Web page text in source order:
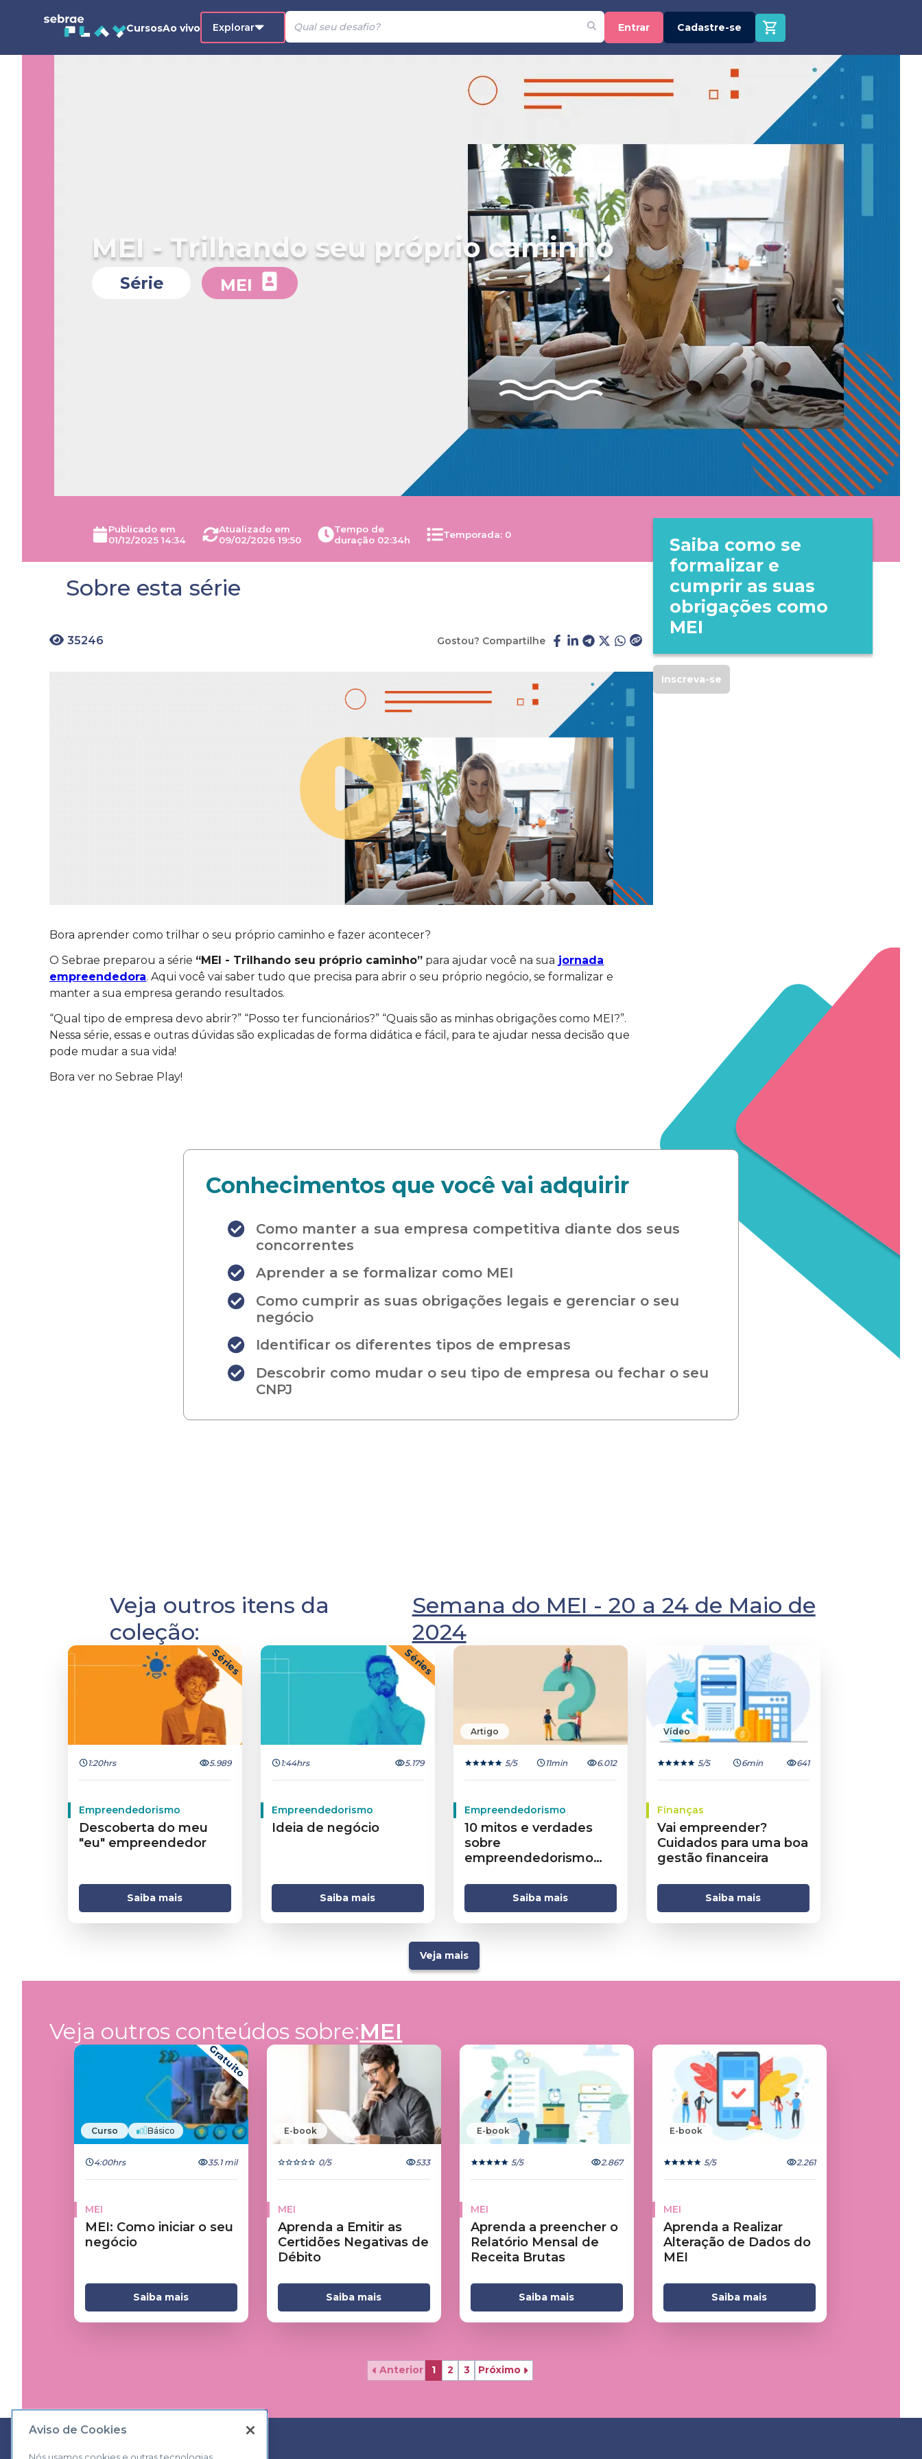
CursosAo vivo Explorar Entrar Cadastre-se
MEI - Trilhando seu próprio caminho
Série MEI
Publicado em
01/12/2025 14:34
Atualizado em
09/02/2026 19:50
Tempo de
duração 02:34h Temporada: 0
Saiba como se
formalizar e
cumprir as suas
obrigações como
MEI​ ​
Inscreva-se
Sobre esta série
35246 Gostou? Compartilhe
Bora aprender como trilhar o seu próprio caminho e fazer acontecer?
O Sebrae preparou a série “MEI - Trilhando seu próprio caminho” para ajudar você na sua jornada
empreendedora. Aqui você vai saber tudo que precisa para abrir o seu próprio negócio, se formalizar e
manter a sua empresa gerando resultados.
“Qual tipo de empresa devo abrir?” “Posso ter funcionários?” “Quais são as minhas obrigações como MEI?”.
Nessa série, essas e outras dúvidas são explicadas de forma didática e fácil, para te ajudar nessa decisão que
pode mudar a sua vida!
Bora ver no Sebrae Play!
Conhecimentos que você vai adquirir
Como manter a sua empresa competitiva diante dos seus
concorrentes
Aprender a se formalizar como MEI
Como cumprir as suas obrigações legais e gerenciar o seu
negócio
Identificar os diferentes tipos de empresas
Descobrir como mudar o seu tipo de empresa ou fechar o seu
CNPJ
Veja outros itens da
coleção:
Semana do MEI - 20 a 24 de Maio de
2024
Séries
1:20hrs 5.989
Empreendedorismo
Descoberta do meu
"eu" empreendedor
Saiba mais
Séries
1:44hrs 5.179
Empreendedorismo
Ideia de negócio
Saiba mais
Artigo
5/5 11min 6.012
Empreendedorismo
10 mitos e verdades
sobre
empreendedorismo
conhecer
Saiba mais
Vídeo
5/5 6min 641
Finanças
Vai empreender?
Cuidados para uma boa
gestão financeira
Saiba mais
Veja mais
Veja outros conteúdos sobre:MEI
Gratuito
Curso Básico
4:00hrs 35.1 mil
MEI
MEI: Como iniciar o seu
negócio
Saiba mais
E-book
0/5 533
MEI
Aprenda a Emitir as
Certidões Negativas de
Débito
Saiba mais
E-book
5/5 2.867
MEI
Aprenda a preencher o
Relatório Mensal de
Receita Brutas
Saiba mais
E-book
5/5 2.261
MEI
Aprenda a Realizar
Alteração de Dados do
MEI
Saiba mais
Anterior 1 2 3 Próximo
Aviso de Cookies